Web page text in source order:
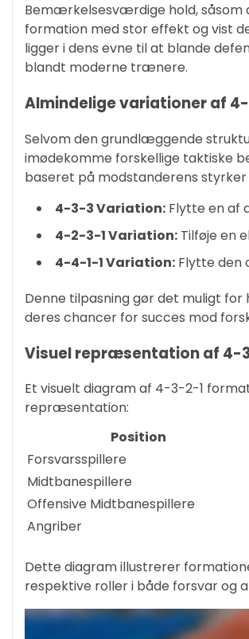
Bemærkelsesværdige hold, såsom
formation med stor effekt og vist
ligger i dens evne til at blande
blandt moderne trænere.
Almindelige variationer af
Selvom den grundlæggende
imødekomme forskellige taktiske
baseret på modstanderens styrker
4-3-3 Variation: Flytte en af
4-2-3-1 Variation: Tilføje en
4-4-1-1 Variation: Flytte den
Denne tilpasning gør det muligt
deres chancer for succes mod
Visuel repræsentation af 4-
Et visuelt diagram af 4-3-2-1
repræsentation:
Position
Forsvarsspillere
Midtbanespillere
Offensive Midtbanespillere
Angriber
Dette diagram illustrerer
respektive roller i både forsvar og